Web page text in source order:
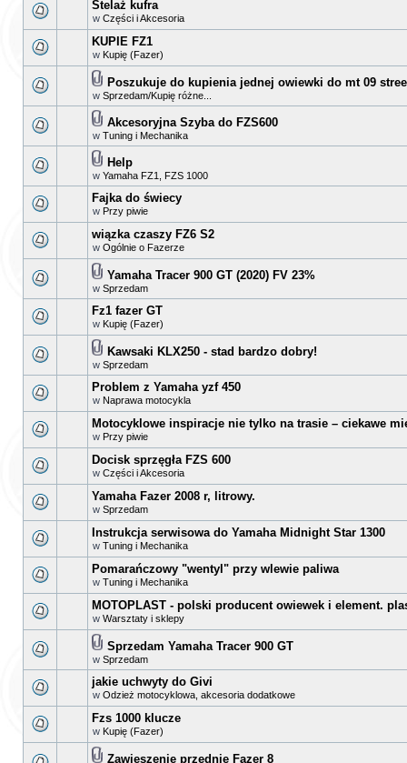
Stelaż kufra
w Części i Akcesoria
KUPIE FZ1
w Kupię (Fazer)
Poszukuje do kupienia jednej owiewki do mt 09
w Sprzedam/Kupię różne...
Akcesoryjna Szyba do FZS600
w Tuning i Mechanika
Help
w Yamaha FZ1, FZS 1000
Fajka do świecy
w Przy piwie
wiązka czaszy FZ6 S2
w Ogólnie o Fazerze
Yamaha Tracer 900 GT (2020) FV 23%
w Sprzedam
Fz1 fazer GT
w Kupię (Fazer)
Kawsaki KLX250 - stad bardzo dobry!
w Sprzedam
Problem z Yamaha yzf 450
w Naprawa motocykla
Motocyklowe inspiracje nie tylko na trasie – ciekawe
w Przy piwie
Docisk sprzęgła FZS 600
w Części i Akcesoria
Yamaha Fazer 2008 r, litrowy.
w Sprzedam
Instrukcja serwisowa do Yamaha Midnight Star 1300
w Tuning i Mechanika
Pomarańczowy "wentyl" przy wlewie paliwa
w Tuning i Mechanika
MOTOPLAST - polski producent owiewek i element.
w Warsztaty i sklepy
Sprzedam Yamaha Tracer 900 GT
w Sprzedam
jakie uchwyty do Givi
w Odzież motocyklowa, akcesoria dodatkowe
Fzs 1000 klucze
w Kupię (Fazer)
Zawieszenie przednie Fazer 8